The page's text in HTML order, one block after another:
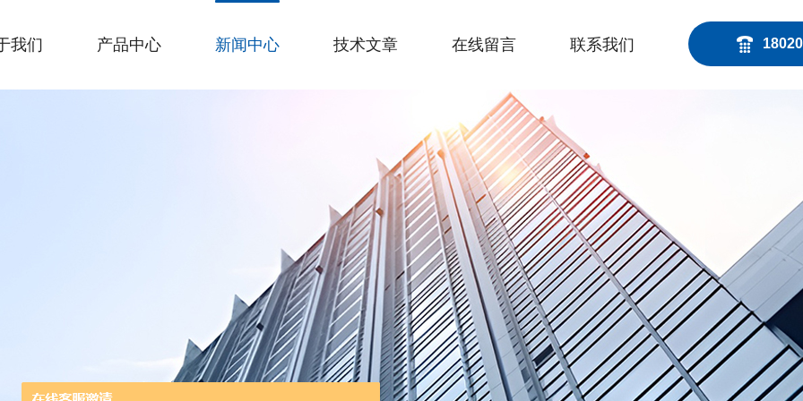
我们 产品中心 新闻中心 技术文章 在线留言 联系我们